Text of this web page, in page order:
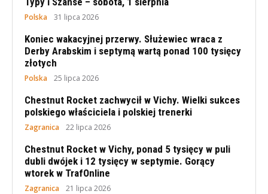
Polska 31 lipca 2026
Koniec wakacyjnej przerwy. Służewiec wraca z
Derby Arabskim i septymą wartą ponad 100 tysięcy
złotych
Polska 25 lipca 2026
Chestnut Rocket zachwycił w Vichy. Wielki sukces
polskiego właściciela i polskiej trenerki
Zagranica 22 lipca 2026
Chestnut Rocket w Vichy, ponad 5 tysięcy w puli
dubli dwójek i 12 tysięcy w septymie. Gorący
wtorek w TrafOnline
Zagranica 21 lipca 2026